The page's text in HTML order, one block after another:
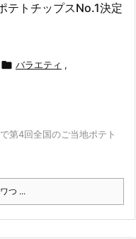
テトチップスNo.1決定
 バラエティ ,
第4回全国のご当地ポテト
つ ...